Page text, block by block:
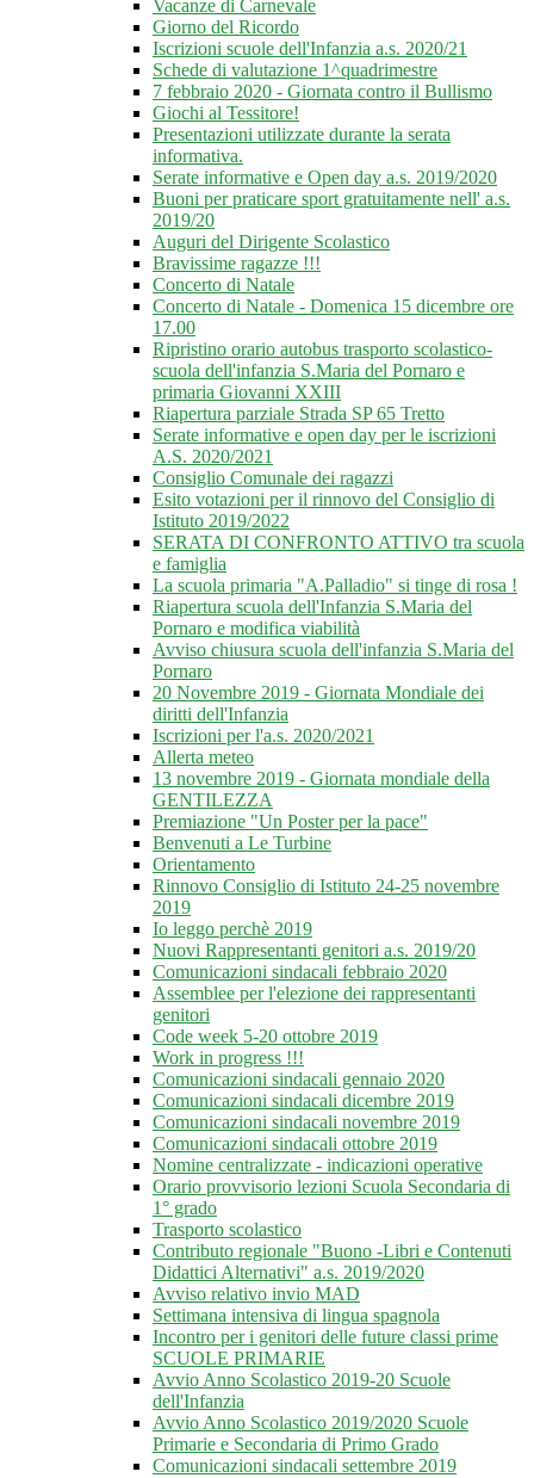
Vacanze di Carnevale
Giorno del Ricordo
Iscrizioni scuole dell'Infanzia a.s. 2020/21
Schede di valutazione 1^quadrimestre
7 febbraio 2020 - Giornata contro il Bullismo
Giochi al Tessitore!
Presentazioni utilizzate durante la serata
informativa.
Serate informative e Open day a.s. 2019/2020
Buoni per praticare sport gratuitamente nell' a.s.
2019/20
Auguri del Dirigente Scolastico
Bravissime ragazze !!!
Concerto di Natale
Concerto di Natale - Domenica 15 dicembre ore
17.00
Ripristino orario autobus trasporto scolastico-
scuola dell'infanzia S.Maria del Pornaro e
primaria Giovanni XXIII
Riapertura parziale Strada SP 65 Tretto
Serate informative e open day per le iscrizioni
A.S. 2020/2021
Consiglio Comunale dei ragazzi
Esito votazioni per il rinnovo del Consiglio di
Istituto 2019/2022
SERATA DI CONFRONTO ATTIVO tra scuola
e famiglia
La scuola primaria "A.Palladio" si tinge di rosa !
Riapertura scuola dell'Infanzia S.Maria del
Pornaro e modifica viabilità
Avviso chiusura scuola dell'infanzia S.Maria del
Pornaro
20 Novembre 2019 - Giornata Mondiale dei
diritti dell'Infanzia
Iscrizioni per l'a.s. 2020/2021
Allerta meteo
13 novembre 2019 - Giornata mondiale della
GENTILEZZA
Premiazione "Un Poster per la pace"
Benvenuti a Le Turbine
Orientamento
Rinnovo Consiglio di Istituto 24-25 novembre
2019
Io leggo perchè 2019
Nuovi Rappresentanti genitori a.s. 2019/20
Comunicazioni sindacali febbraio 2020
Assemblee per l'elezione dei rappresentanti
genitori
Code week 5-20 ottobre 2019
Work in progress !!!
Comunicazioni sindacali gennaio 2020
Comunicazioni sindacali dicembre 2019
Comunicazioni sindacali novembre 2019
Comunicazioni sindacali ottobre 2019
Nomine centralizzate - indicazioni operative
Orario provvisorio lezioni Scuola Secondaria di
1° grado
Trasporto scolastico
Contributo regionale "Buono -Libri e Contenuti
Didattici Alternativi" a.s. 2019/2020
Avviso relativo invio MAD
Settimana intensiva di lingua spagnola
Incontro per i genitori delle future classi prime
SCUOLE PRIMARIE
Avvio Anno Scolastico 2019-20 Scuole
dell'Infanzia
Avvio Anno Scolastico 2019/2020 Scuole
Primarie e Secondaria di Primo Grado
Comunicazioni sindacali settembre 2019